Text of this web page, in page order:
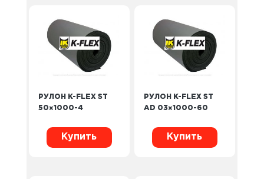
РУЛОН K-FLEX ST
50×1000-4
Купить
РУЛОН K-FLEX ST
AD 03×1000-60
Купить